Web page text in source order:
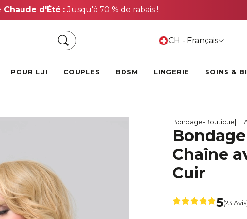
Chaude d'Été :Jusqu'à 70 % de rabais !
Chercher CH - Français
POUR LUI COUPLES BDSM LINGERIE SOINS &
Bondage-Boutique
Chaîne
Cuir
5(23 Avis)